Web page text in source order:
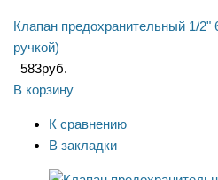
Клапан предохранительный 1/
ручкой)
583руб.
В корзину
К сравнению
В закладки